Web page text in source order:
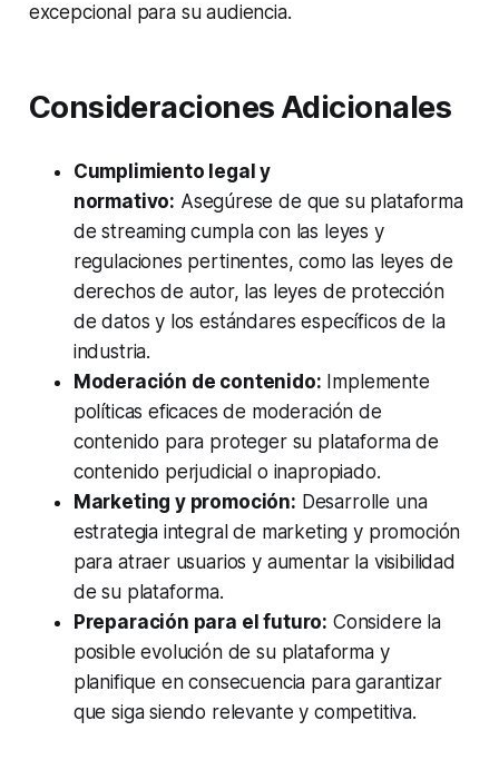
excepcional para su audiencia.
Consideraciones Adicionales
Cumplimiento legal y
normativo: Asegúrese de que su plataforma
de streaming cumpla con las leyes y
regulaciones pertinentes, como las leyes de
derechos de autor, las leyes de protección
de datos y los estándares específicos de la
industria.
Moderación de contenido: Implemente
políticas eficaces de moderación de
contenido para proteger su plataforma de
contenido perjudicial o inapropiado.
Marketing y promoción: Desarrolle una
estrategia integral de marketing y promoción
para atraer usuarios y aumentar la visibilidad
de su plataforma.
Preparación para el futuro: Considere la
posible evolución de su plataforma y
planifique en consecuencia para garantizar
que siga siendo relevante y competitiva.